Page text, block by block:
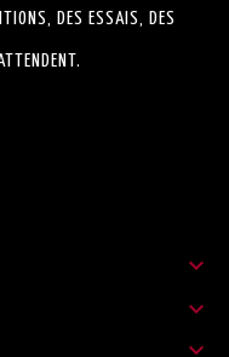
DES ESSAIS, DES


